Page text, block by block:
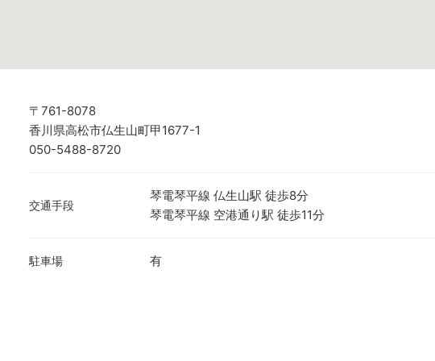
〒761-8078
香川県高松市仏生山町甲1677-1
050-5488-8720
交通手段
琴電琴平線 仏生山駅 徒歩8分
琴電琴平線 空港通り駅 徒歩11分
駐車場 有